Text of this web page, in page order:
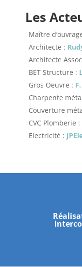
Les
Maître
Architecte :
Architecte
BET Structure :
Gros Oeuvre :
Charpente
Couverture
CVC Plomberie :
Electricité :